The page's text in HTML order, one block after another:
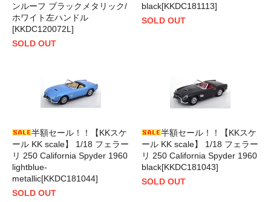
ンルーフ ブラックメタリック/
ホワイト左ハンドル
[KKDC120072L]
SOLD OUT
black[KKDC181113]
SOLD OUT
半額セール！！【KKスケ
ール KK scale】 1/18 フェラー
リ 250 California Spyder 1960
lightblue-
metallic[KKDC181044]
SOLD OUT
半額セール！！【KKスケ
ール KK scale】 1/18 フェラー
リ 250 California Spyder 1960
black[KKDC181043]
SOLD OUT